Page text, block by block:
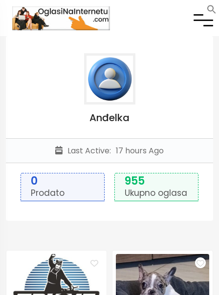
Anđelka
Last Active: 17 hours Ago
0
Prodato
955
Ukupno oglasa